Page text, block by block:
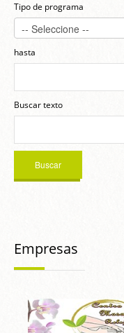
Tipo de programa
hasta
Buscar texto
Empresas